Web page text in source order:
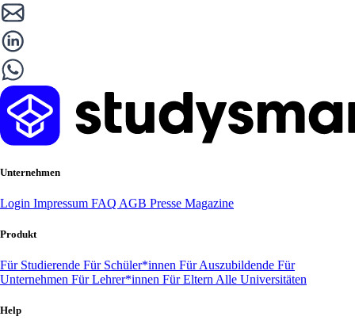
Unternehmen
Login Impressum FAQ AGB Presse Magazine
Produkt
Für Studierende Für Schüler*innen Für Auszubildende Für
Unternehmen Für Lehrer*innen Für Eltern Alle Universitäten
Help